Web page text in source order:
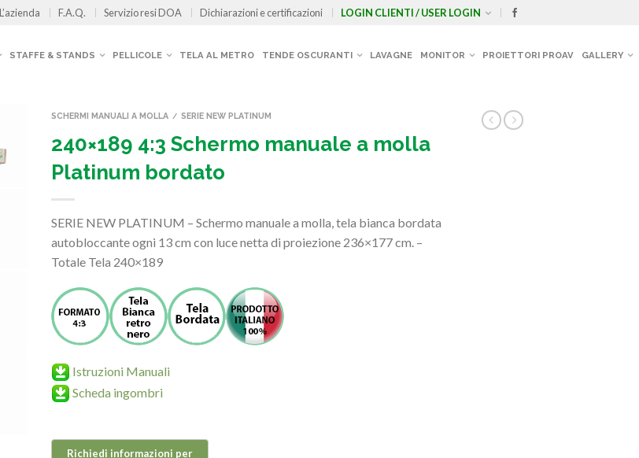
L’azienda F.A.Q. Servizio resi DOA Dichiarazioni e certificazioni LOGIN CLIENTI / USER LOGIN
STAFFE & STANDS PELLICOLE TELA AL METRO TENDE OSCURANTI LAVAGNE MONITOR PROIETTORI PROAV GALLERY
SCHERMI MANUALI A MOLLA / SERIE NEW PLATINUM
240×189 4:3 Schermo manuale a molla
Platinum bordato
SERIE NEW PLATINUM – Schermo manuale a molla, tela bianca bordata
autobloccante ogni 13 cm con luce netta di proiezione 236×177 cm. –
Totale Tela 240×189
Istruzioni Manuali
Scheda ingombri